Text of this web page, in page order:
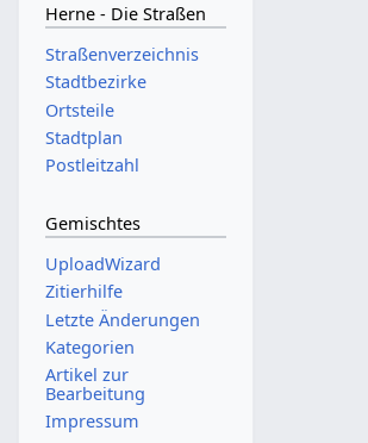
Herne - Die Straßen
Straßenverzeichnis
Stadtbezirke
Ortsteile
Stadtplan
Postleitzahl
Gemischtes
UploadWizard
Zitierhilfe
Letzte Änderungen
Kategorien
Artikel zur
Bearbeitung
Impressum